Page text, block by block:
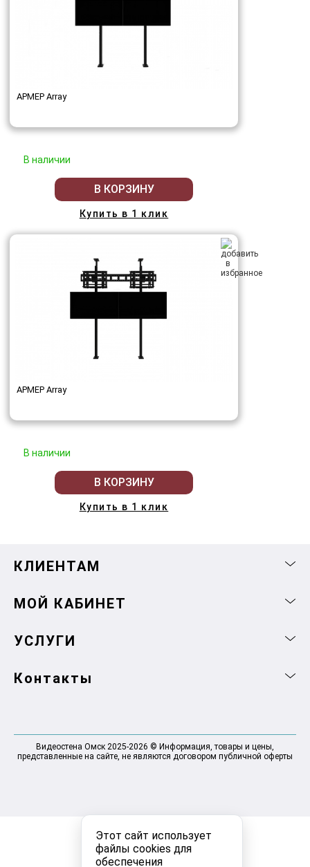
Этот сайт использует
файлы cookies для
обеспечения
АРМЕР Array
В наличии
В КОРЗИНУ
Купить в 1 клик
АРМЕР Array
В наличии
В КОРЗИНУ
Купить в 1 клик
КЛИЕНТАМ
МОЙ КАБИНЕТ
УСЛУГИ
Контакты
Видеостена Омск 2025-2026 © Информация, товары и цены,
представленные на сайте, не являются договором публичной оферты